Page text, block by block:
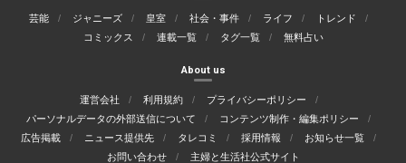
芸能 ジャニーズ 皇室 社会・事件 ライフ
トレンド
コミックス
連載一覧 タグ一覧 無料占い
About us
運営会社 利用規約
プライバシーポリシー
パーソナルデータの外部送信について
コンテンツ制作・編集ポリシー
広告掲載
ニュース提供先 タレコミ 採用情報
お知らせ一覧
お問い合わせ
主婦と生活社公式サイト